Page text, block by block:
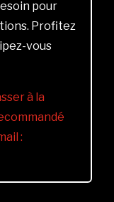
pour
Profitez
vous
à la
: